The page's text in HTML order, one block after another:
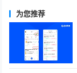
为您推荐